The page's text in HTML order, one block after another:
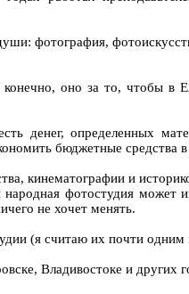
фотография,
оно за то, чтобы
денег, определенных
бюджетные средства
кинематографии и
фотостудия
не хочет менять.
(я считаю их почти одним
Владивостоке и других